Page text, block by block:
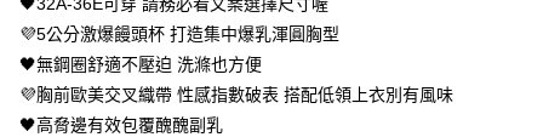
結帳頁面，進行簡訊認證並確認金額後，即可完成結帳。
２．訂單成立數日內，您將收到繳費通知簡訊。
３．收到繳費通知簡訊後14天內，點擊此簡訊中的連結，可透過四大超商／
ATM／網路銀行／等多元方式進行付款，方視為交易完成。
※ 請注意：結帳手續完成當下不需立刻繳費，但若您需要取消訂單，請聯絡
購買商品的店家。未經商家同意取消之訂單仍視為有效，需透過AFTEE先享
付款後全家取貨
每筆NT$80，滿NT$799(含以上)免運費
萊爾富 取貨付款約3～4天到貨
每筆NT$80，滿NT$799(含以上)免運費
💜5公分激爆饅頭杯 打造集中爆乳渾圓胸型
🖤無鋼圈舒適不壓迫 洗滌也方便
💜胸前歐美交叉織帶 性感指數破表 搭配低領上衣別有風味
🖤高脅邊有效包覆醜醜副乳